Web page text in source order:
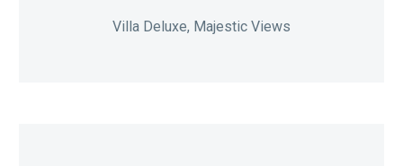
Villa Deluxe, Majestic Views